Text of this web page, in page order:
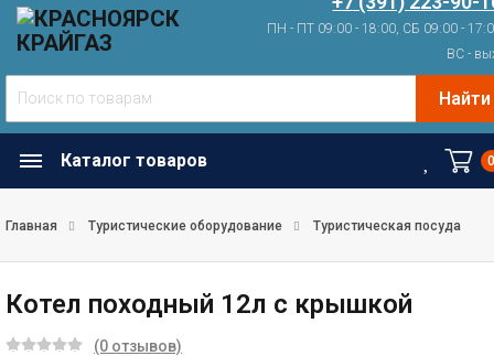
ПН - ПТ 09:00 - 18:00, СБ 09:00 -
ВС -
Найти
Каталог товаров
Главная Туристические оборудование Туристическая посуда
Котел походный 12л с крышкой
(0 отзывов)